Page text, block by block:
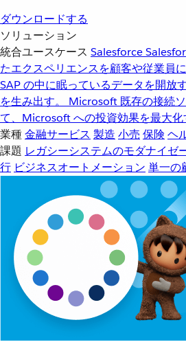
ダウンロードする
ソリューション
統合ユースケース Salesforce
たエクスペリエンスを顧客や従業員
SAP の中に眠っているデータを開放
を生み出す。
Microsoft 既存の接続
て、Microsoft への投資効果を最大化
業種金融サービス 製造 小売 保険 ヘ
課題 レガシーシステムのモダナイゼ
行 ビジネスオートメーション 単一の